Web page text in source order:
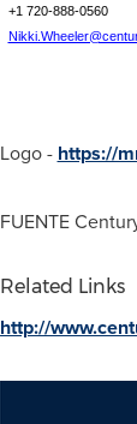
+1 720-888-0560
Logo - https://
FUENTE
Related Links
http://